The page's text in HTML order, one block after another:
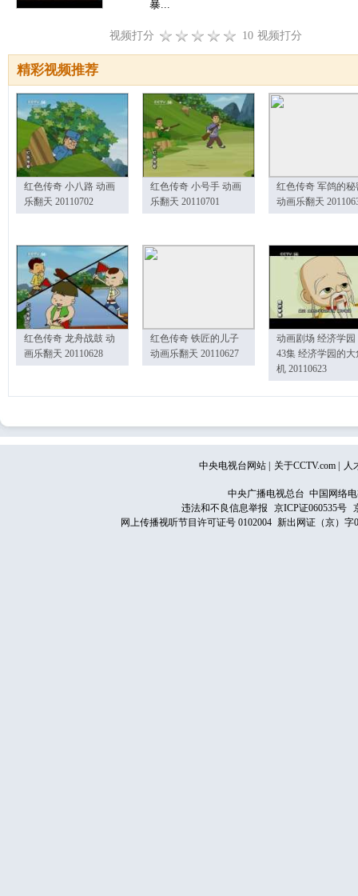
暴...
视频打分 10 视频打分
精彩视频推荐
红色传奇 小八路 动画
乐翻天 20110702
红色传奇 小号手 动画
乐翻天 20110701
红色传奇 军鸽的秘
动画乐翻天
红色传奇 龙舟战鼓 动
画乐翻天 20110628
红色传奇 铁匠的儿子
动画乐翻天 20110627
动画剧场 经济学园
43集 经济学园的大
机 20110623
中央电视台网站 关于CCTV.com 人
中央广播电视总台 中国网络
违法和不良信息举报
京ICP证060535号
网上传播视听节目许可证号 0102004 新出网证（京）